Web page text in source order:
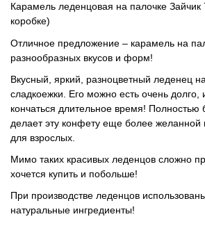
Карамель леденцовая на палочке Зайчик
коробке)
Отличное предложение – карамель на
разнообразных вкусов и форм!
Вкусный, яркий, разноцветный леденец
сладкоежки. Его можно есть очень долго,
кончаться длительное время! Полностью
делает эту конфету еще более желанной
для взрослых.
Мимо таких красивых леденцов сложно
хочется купить и побольше!
При производстве леденцов
натуральные ингредиенты!